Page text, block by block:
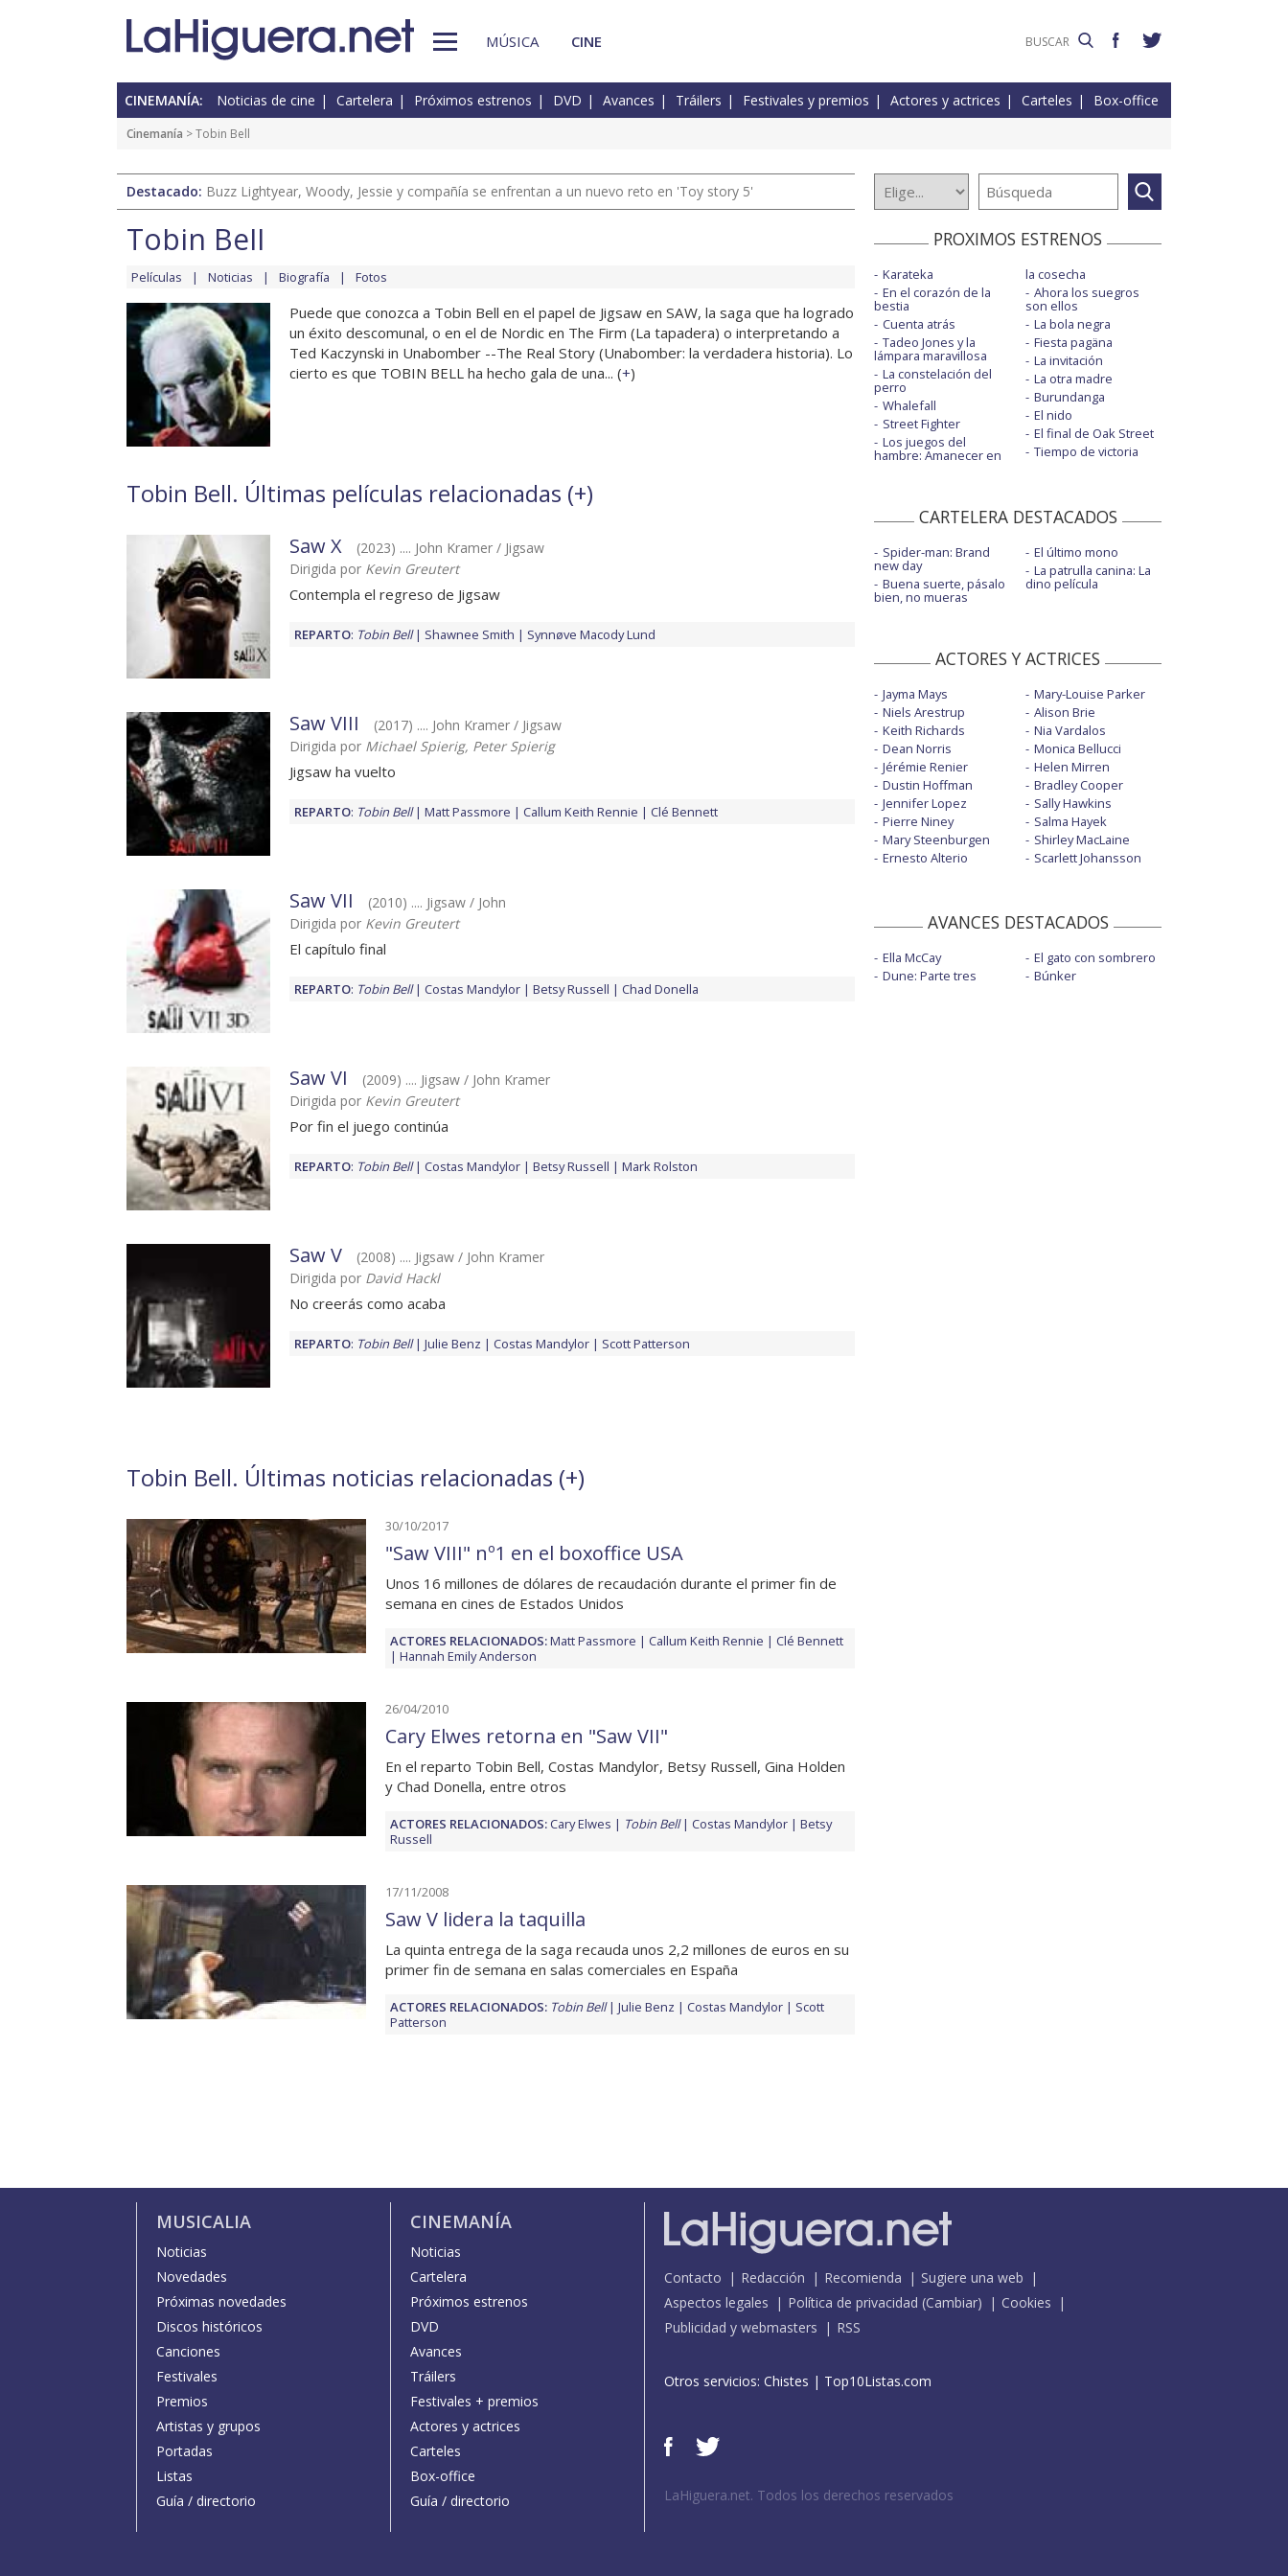
MÚSICA CINE
CINEMANÍA: Noticias de cine Cartelera Próximos estrenos DVD Avances Tráilers Festivales y premios Actores y actrices Carteles Box-office
Cinemanía > Tobin Bell
Destacado: Buzz Lightyear, Woody, Jessie y compañía se enfrentan a un nuevo reto en 'Toy story 5'
Tobin Bell
Películas Noticias Biografía Fotos
Puede que conozca a Tobin Bell en el papel de Jigsaw en SAW, la saga que ha logrado
un éxito descomunal, o en el de Nordic en The Firm (La tapadera) o interpretando a
Ted Kaczynski in Unabomber --The Real Story (Unabomber: la verdadera historia). Lo
cierto es que TOBIN BELL ha hecho gala de una... (+)
Tobin Bell. Últimas películas relacionadas (+)
Saw X
(2023) .... John Kramer / Jigsaw
Dirigida por Kevin Greutert
Contempla el regreso de Jigsaw
REPARTO: Tobin Bell Shawnee Smith Synnøve Macody Lund
Saw VIII
(2017) .... John Kramer / Jigsaw
Dirigida por Michael Spierig, Peter Spierig
Jigsaw ha vuelto
REPARTO: Tobin Bell Matt Passmore Callum Keith Rennie Clé Bennett
Saw VII
(2010) .... Jigsaw / John
Dirigida por Kevin Greutert
El capítulo final
REPARTO: Tobin Bell Costas Mandylor Betsy Russell Chad Donella
Saw VI
(2009) .... Jigsaw / John Kramer
Dirigida por Kevin Greutert
Por fin el juego continúa
REPARTO: Tobin Bell Costas Mandylor Betsy Russell Mark Rolston
Saw V
(2008) .... Jigsaw / John Kramer
Dirigida por David Hackl
No creerás como acaba
REPARTO: Tobin Bell Julie Benz Costas Mandylor Scott Patterson
Tobin Bell. Últimas noticias relacionadas (+)
30/10/2017
"Saw VIII" nº1 en el boxoffice USA
Unos 16 millones de dólares de recaudación durante el primer fin de
semana en cines de Estados Unidos
ACTORES RELACIONADOS:Matt Passmore Callum Keith Rennie
Clé Bennett
Hannah Emily Anderson
26/04/2010
Cary Elwes retorna en "Saw VII"
En el reparto Tobin Bell, Costas Mandylor, Betsy Russell, Gina Holden
y Chad Donella, entre otros
ACTORES RELACIONADOS:Cary Elwes Tobin Bell Costas Mandylor
Betsy
Russell
17/11/2008
Saw V lidera la taquilla
La quinta entrega de la saga recauda unos 2,2 millones de euros en su
primer fin de semana en salas comerciales en España
ACTORES RELACIONADOS: Tobin Bell Julie Benz Costas Mandylor
Scott
Patterson
PROXIMOS ESTRENOS
Karateka
En el corazón de la
bestia
Cuenta atrás
Tadeo Jones y la
lámpara maravillosa
La constelación del
perro
Whalefall
Street Fighter
Los juegos del
hambre: Amanecer en
la cosecha
Ahora los suegros
son ellos
La bola negra
Fiesta pagäna
La invitación
La otra madre
Burundanga
El nido
El final de Oak Street
Tiempo de victoria
CARTELERA DESTACADOS
Spider-man: Brand
new day
Buena suerte, pásalo
bien, no mueras
El último mono
La patrulla canina: La
dino película
ACTORES Y ACTRICES
Jayma Mays
Niels Arestrup
Keith Richards
Dean Norris
Jérémie Renier
Dustin Hoffman
Jennifer Lopez
Pierre Niney
Mary Steenburgen
Ernesto Alterio
Mary-Louise Parker
Alison Brie
Nia Vardalos
Monica Bellucci
Helen Mirren
Bradley Cooper
Sally Hawkins
Salma Hayek
Shirley MacLaine
Scarlett Johansson
AVANCES DESTACADOS
Ella McCay
Dune: Parte tres
El gato con sombrero
Búnker
MUSICALIA
Noticias
Novedades
Próximas novedades
Discos históricos
Canciones
Festivales
Premios
Artistas y grupos
Portadas
Listas
Guía / directorio
CINEMANÍA
Noticias
Cartelera
Próximos estrenos
DVD
Avances
Tráilers
Festivales + premios
Actores y actrices
Carteles
Box-office
Guía / directorio
Contacto Redacción Recomienda
Sugiere una web
Aspectos legales
Política de privacidad (Cambiar)
Cookies
Publicidad y webmasters
RSS
Otros servicios: Chistes | Top10Listas.com
LaHiguera.net. Todos los derechos reservados